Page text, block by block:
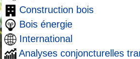
Construction bois
Bois énergie
International
Analyses conjoncturelles